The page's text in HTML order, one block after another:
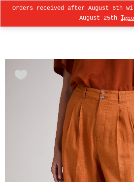
Orders received after August 6th
August 25th